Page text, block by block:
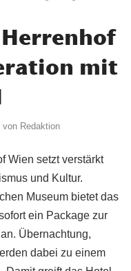
mit
von Redaktion
Wien setzt verstärkt
und Kultur.
Museum bietet das
ein Package zur
Übernachtung,
dabei zu einem